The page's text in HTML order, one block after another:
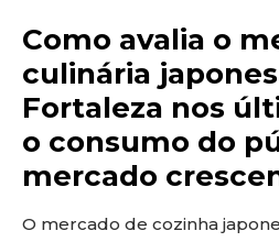
Como avalia o
culinária
Fortaleza nos
o consumo do
mercado
O mercado de cozinha